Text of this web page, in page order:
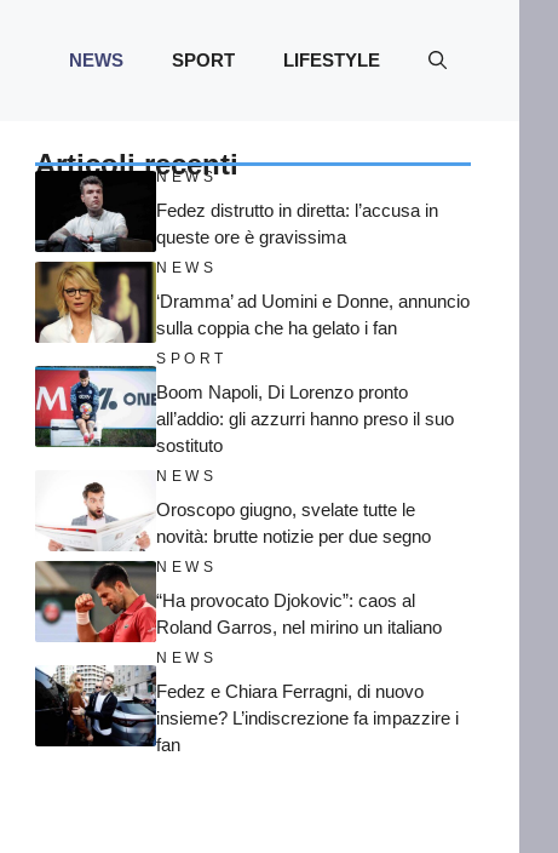
NEWS SPORT LIFESTYLE
Articoli recenti
NEWS
Fedez distrutto in diretta: l’accusa in
queste ore è gravissima
NEWS
‘Dramma’ ad Uomini e Donne, annuncio
sulla coppia che ha gelato i fan
SPORT
Boom Napoli, Di Lorenzo pronto
all’addio: gli azzurri hanno preso il suo
sostituto
NEWS
Oroscopo giugno, svelate tutte le
novità: brutte notizie per due segno
NEWS
“Ha provocato Djokovic”: caos al
Roland Garros, nel mirino un italiano
NEWS
Fedez e Chiara Ferragni, di nuovo
insieme? L’indiscrezione fa impazzire i
fan